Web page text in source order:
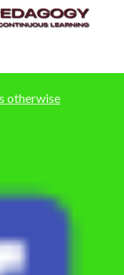
otherwise